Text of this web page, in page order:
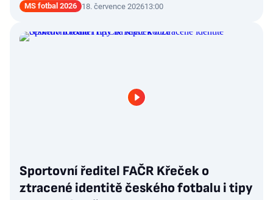
MS fotbal 2026 18. července 202613:00
Sportovní ředitel FAČR Křeček o
ztracené identitě českého fotbalu i tipy